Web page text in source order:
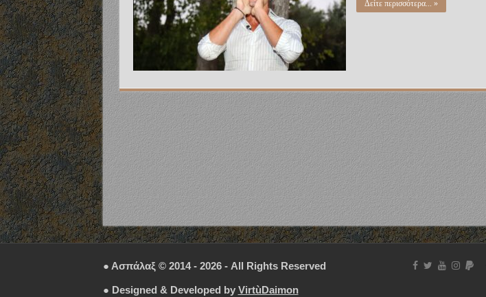
Δείτε περισσότερα... »
● Ασπάλαξ © 2014 - 2026 - All Rights Reserved
● Designed & Developed by VirtùDaimon